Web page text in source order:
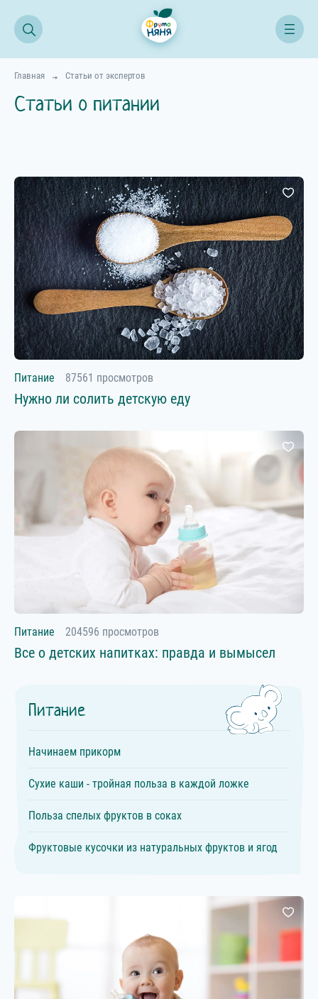
Главная Статьи от экспертов
Статьи о питании
Питание 87561 просмотров
Нужно ли солить детскую еду
Питание 204596 просмотров
Все о детских напитках: правда и вымысел
Питание
Начинаем прикорм
Сухие каши - тройная польза в каждой ложке
Польза спелых фруктов в соках
Фруктовые кусочки из натуральных фруктов и ягод
Все статьи
Здоровье
Развитие
Семья
Первый прикорм
Психология
Любой возраст
Новорожденный
1-3 месяца
7-9 месяцев
10-12 месяцев
1-2 года
2-3 года
3+ лет